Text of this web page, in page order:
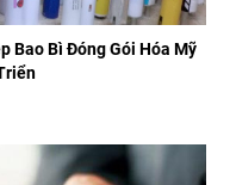
Bao Bì Đóng Gói Hóa Mỹ